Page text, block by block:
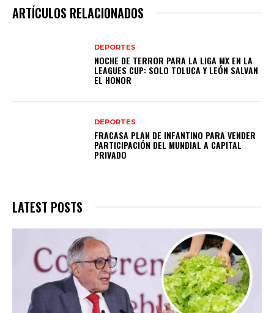
ARTÍCULOS RELACIONADOS
DEPORTES
NOCHE DE TERROR PARA LA LIGA MX EN LA
LEAGUES CUP: SOLO TOLUCA Y LEÓN SALVAN
EL HONOR
DEPORTES
FRACASA PLAN DE INFANTINO PARA VENDER
PARTICIPACIÓN DEL MUNDIAL A CAPITAL
PRIVADO
LATEST POSTS